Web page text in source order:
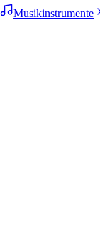
Musikinstrumente